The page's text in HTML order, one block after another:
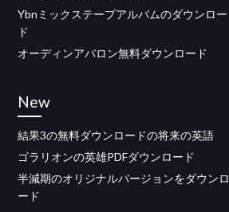
Ybnミックステープアルバムのダウンロー
ド
オーディンアバロン無料ダウンロード
New
結果3の無料ダウンロードの将来の英語
ゴラリオンの英雄PDFダウンロード
半減期のオリジナルバージョンをダウンロ
ード